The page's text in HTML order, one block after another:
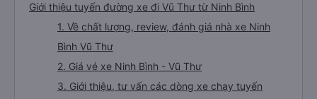
Giới thiệu tuyến đường xe đi Vũ Thư từ Ninh Bình
1. Về chất lượng, review, đánh giá nhà xe Ninh
Bình Vũ Thư
2. Giá vé xe Ninh Bình - Vũ Thư
3. Giới thiệu, tư vấn các dòng xe chạy tuyến